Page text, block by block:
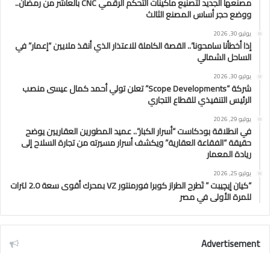
ووضع حجر أساس المصنع الثالث
يوليو 30, 2026
إذا أخطأنا سامحونا”.. القصة الكاملة للاعتذار الذي أنقذ ملايين “إعمار” في
الساحل الشمالي
يوليو 30, 2026
شركة “Scope Developments” تعلن تولي أحمد كمال عيسى منصب
الرئيس التنفيذي للقطاع التجاري
يوليو 29, 2026
في انطلاقة بودكاست “أسرار الكبار”.. عميد المطورين العقاريين يوضح
حقيقة “الفقاعة العقارية” ويكشف أسرار مسيرته من تجارة السلاح إلى
ريادة المعمار
يوليو 25, 2026
“كيان إيچيبت ” تَطرح الطراز كوبرا فورمنتور VZ بمحرك أقوى سعة 2.0 لترات
للمرة الأولى في مصر
Advertisement